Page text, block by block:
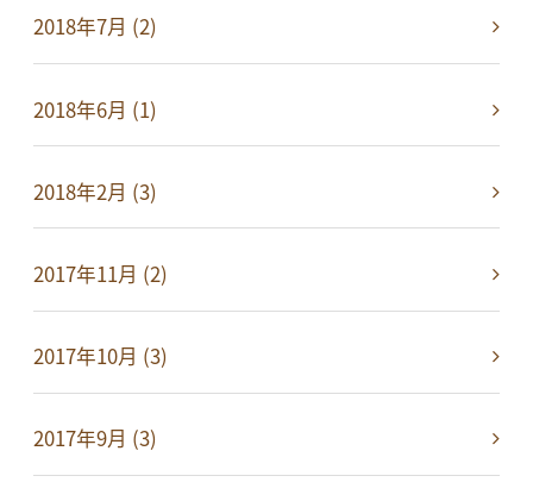
2018年7月 (2)
2018年6月 (1)
2018年2月 (3)
2017年11月 (2)
2017年10月 (3)
2017年9月 (3)